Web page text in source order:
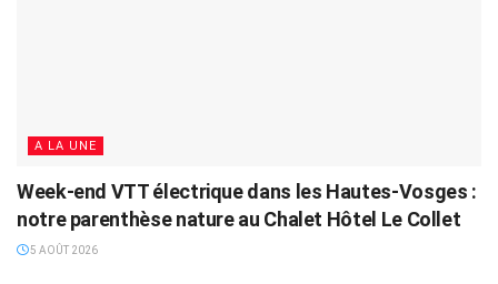
A LA UNE
Week-end VTT électrique dans les Hautes-Vosges :
notre parenthèse nature au Chalet Hôtel Le Collet
5 AOÛT 2026